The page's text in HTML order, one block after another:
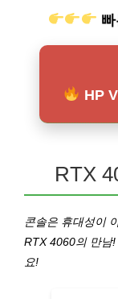
HP
RTX
콘솔은 휴대성이
RTX 4060의 만남
요!